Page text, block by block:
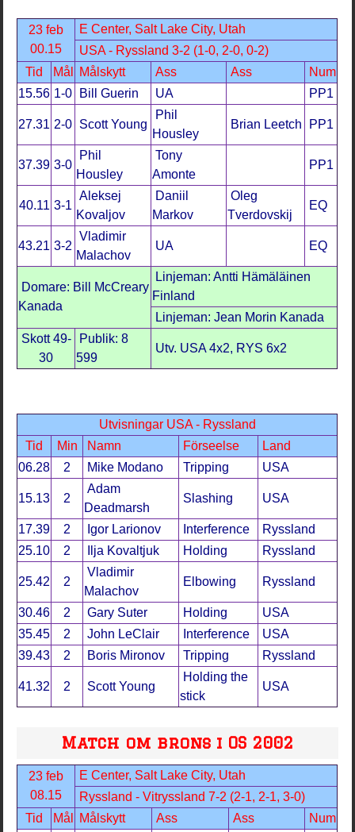
23 feb
00.15
E Center, Salt Lake City, Utah
USA - Ryssland 3-2 (1-0, 2-0, 0-2)
Tid
Mål Målskytt Ass Ass
Num
15.56 1-0 Bill Guerin UA PP1
27.31 2-0 Scott Young
Phil
Housley
Brian Leetch PP1
37.39 3-0
Phil
Housley
Tony
Amonte
PP1
40.11 3-1
Aleksej
Kovaljov
Daniil
Markov
Oleg
Tverdovskij
EQ
43.21 3-2
Vladimir
Malachov
UA EQ
Domare: Bill McCreary
Kanada
Linjeman: Antti Hämäläinen
Finland
Linjeman: Jean Morin Kanada
Skott 49-
30
Publik: 8
599
Utv. USA 4x2, RYS 6x2
Utvisningar USA - Ryssland
Tid
Min Namn Förseelse
Land
06.28
2 Mike Modano Tripping USA
15.13 2
Adam
Deadmarsh
Slashing USA
17.39 2 Igor Larionov Interference
Ryssland
25.10
2 Ilja Kovaltjuk Holding Ryssland
25.42 2
Vladimir
Malachov
Elbowing Ryssland
30.46 2 Gary Suter Holding
USA
35.45
2 John LeClair Interference
USA
39.43
2 Boris Mironov Tripping Ryssland
41.32 2 Scott Young
Holding the
stick
USA
Match om brons i OS 2002
23 feb
08.15
E Center, Salt Lake City, Utah
Ryssland - Vitryssland 7-2 (2-1, 2-1, 3-0)
Tid
Mål Målskytt Ass Ass Num